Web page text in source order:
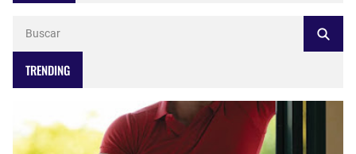
TRENDING